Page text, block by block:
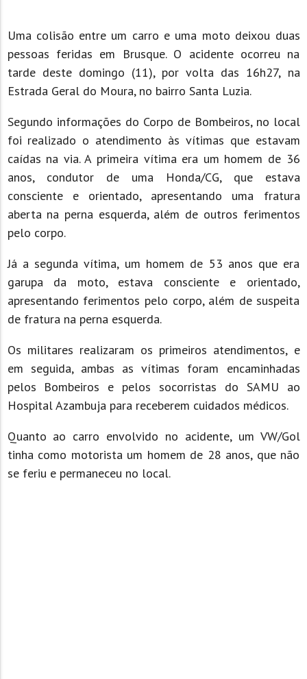
Uma colisão entre um carro e uma moto deixou duas
pessoas feridas em Brusque. O acidente ocorreu na
tarde deste domingo (11), por volta das 16h27, na
Estrada Geral do Moura, no bairro Santa Luzia.
Segundo informações do Corpo de Bombeiros, no local
foi realizado o atendimento às vítimas que estavam
caídas na via. A primeira vítima era um homem de 36
anos, condutor de uma Honda/CG, que estava
consciente e orientado, apresentando uma fratura
aberta na perna esquerda, além de outros ferimentos
pelo corpo.
Já a segunda vítima, um homem de 53 anos que era
garupa da moto, estava consciente e orientado,
apresentando ferimentos pelo corpo, além de suspeita
de fratura na perna esquerda.
Os militares realizaram os primeiros atendimentos, e
em seguida, ambas as vítimas foram encaminhadas
pelos Bombeiros e pelos socorristas do SAMU ao
Hospital Azambuja para receberem cuidados médicos.
Quanto ao carro envolvido no acidente, um VW/Gol
tinha como motorista um homem de 28 anos, que não
se feriu e permaneceu no local.